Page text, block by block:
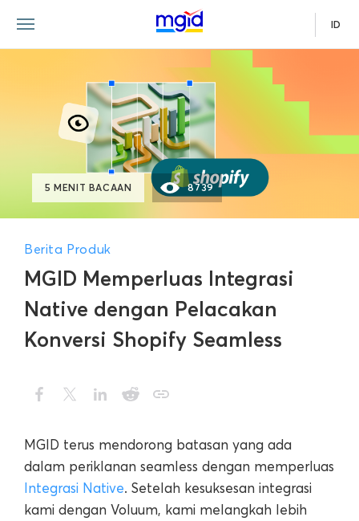
ID
MGID Memperluas Integrasi
Native dengan Pelacakan
Konversi Shopify Seamless
Berita Produk
5 MENIT BACAAN 8739
MGID terus mendorong batasan yang ada
dalam periklanan seamless dengan memperluas
Integrasi Native. Setelah kesuksesan integrasi
kami dengan Voluum, kami melangkah lebih